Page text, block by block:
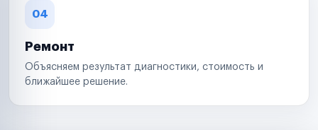
04
Ремонт
Объясняем результат диагностики, стоимость и
ближайшее решение.